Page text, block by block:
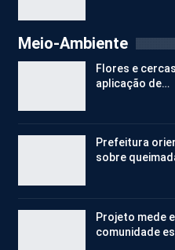
Meio-Ambiente
Flores e
aplicação de…
Prefeitura
sobre
Projeto mede
comunidade